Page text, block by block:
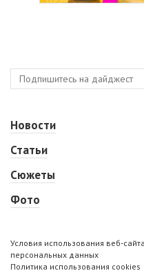
Новости
Статьи
Сюжеты
Фото
Условия использования веб-
персональных данных
Политика использования cookies